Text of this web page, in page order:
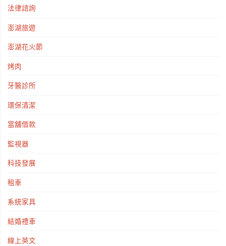
法律諮詢
澎湖旅遊
澎湖花火節
烤肉
牙醫診所
環保清潔
當舖借款
監視器
科技發展
租車
系統家具
結婚禮車
線上英文